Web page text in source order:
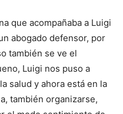
que acompañaba a Luigi
abogado defensor, por
también se ve el
Luigi nos puso a
salud y ahora está en la
también organizarse,